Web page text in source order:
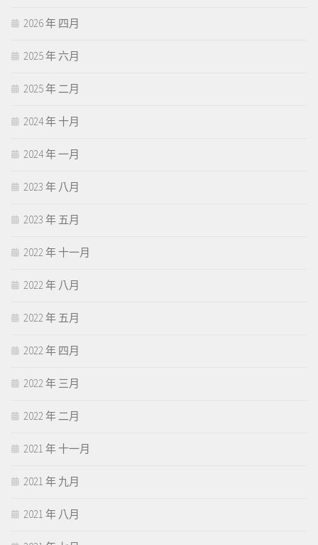
2026 年 四月
2025 年 六月
2025 年 二月
2024 年 十月
2024 年 一月
2023 年 八月
2023 年 五月
2022 年 十一月
2022 年 八月
2022 年 五月
2022 年 四月
2022 年 三月
2022 年 二月
2021 年 十一月
2021 年 九月
2021 年 八月